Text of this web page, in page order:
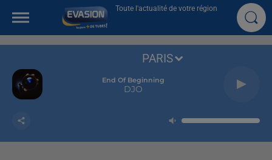
Toute l'actualité de votre région
End Of Beginning
DJO
PARIS